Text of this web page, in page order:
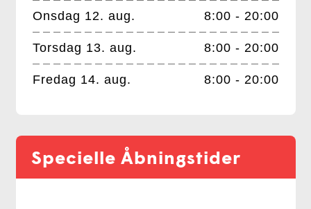
Onsdag 12. aug. 8:00 - 20:00
Torsdag 13. aug. 8:00 - 20:00
Fredag 14. aug. 8:00 - 20:00
Specielle Åbningstider